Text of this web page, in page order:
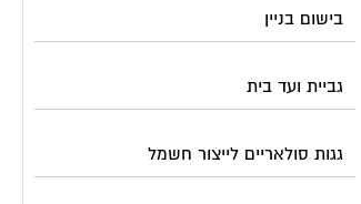
בישום בניין
גביית ועד בית
גגות סולאריים לייצור חשמל